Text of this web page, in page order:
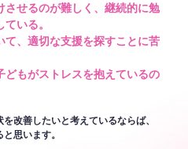
させるのが難しく、継続的に勉
いる。
て、適切な支援を探すことに苦
どもがストレスを抱えているの
改善したいと考えているならば、
思います。